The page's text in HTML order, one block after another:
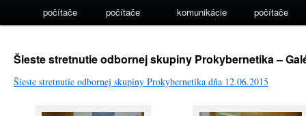
počítače
počítače
komunikácie
počítače
Šieste stretnutie odbornej skupiny Prokybernetika –
Šieste stretnutie odbornej skupiny Prokybernetika dňa 12.06.2015